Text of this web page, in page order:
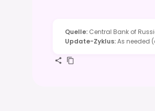
Quelle: Central Bank of
Update-Zyklus:As needed